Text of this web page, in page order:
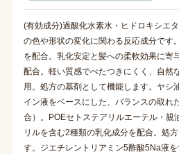
(有効成分)過酸化水素水・ヒドロキシエ
の色や形状の変化に関わる反応成分です
を配合。乳化安定と髪への柔軟効果に寄
配合。軽い質感でべたつきにくく、自然
用。処方の基剤として機能します。ヤシ
イン液をベースにした、バランスの取れ
合）。POEセトステアリルエーテル・親
リルを含む2種類の乳化成分を配合。処
す。ジエチレントリアミン5酢酸5Na液を